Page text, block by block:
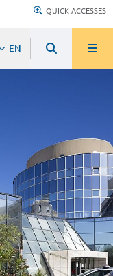
QUICK ACCESSES
EN